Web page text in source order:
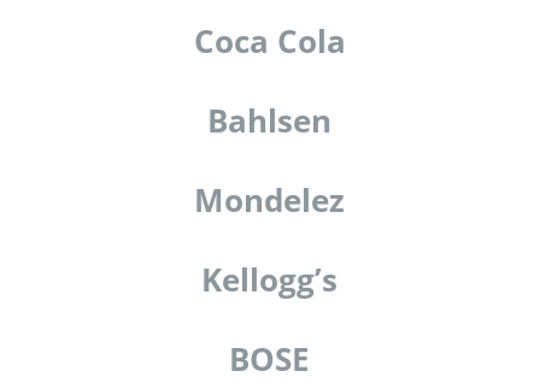
Coca Cola
Bahlsen
Mondelez
Kellogg’s
BOSE